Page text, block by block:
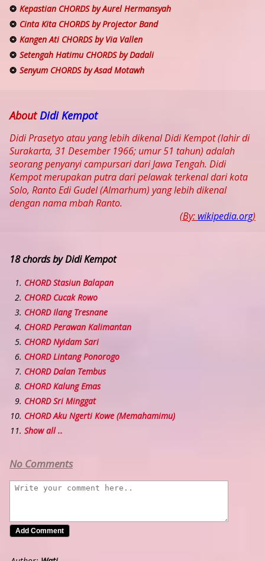
Kepastian CHORDS by Aurel Hermansyah
Cinta Kita CHORDS by Projector Band
Kangen Ati CHORDS by Via Vallen
Setengah Hatimu CHORDS by Dadali
Senyum CHORDS by Asad Motawh
AboutDidi Kempot
Didi Prasetyo atau yang lebih dikenal Didi Kempot (lahir di
Surakarta, 31 Desember 1966; umur 51 tahun) adalah
seorang penyanyi campursari dari Jawa Tengah. Didi
Kempot merupakan putra dari pelawak terkenal dari kota
Solo, Ranto Edi Gudel (Almarhum) yang lebih dikenal
dengan nama mbah Ranto.
(By: wikipedia.org)
18 chords by Didi Kempot
CHORD Stasiun Balapan
CHORD Cucak Rowo
CHORD Ilang Tresnane
CHORD Perawan Kalimantan
CHORD Nyidam Sari
CHORD Lintang Ponorogo
CHORD Dalan Tembus
CHORD Kalung Emas
CHORD Sri Minggat
CHORD Aku Ngerti Kowe (Memahamimu)
Show all ..
No Comments